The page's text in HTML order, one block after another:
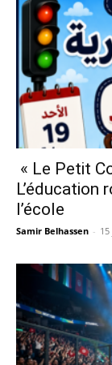
« Le Petit
L’éducation
l’école
Samir Belhassen -